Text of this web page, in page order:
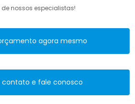
nossos especialistas!
agora mesmo
contato e fale conosco